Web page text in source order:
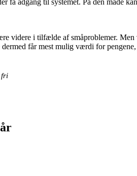
videre i tilfælde af småproblemer.
får mest mulig værdi for
fri